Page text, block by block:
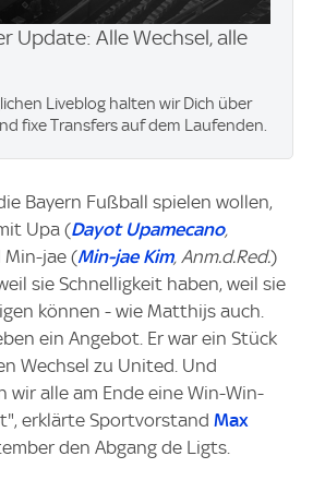
Update: Alle Wechsel, alle
Liveblog halten wir Dich über
fixe Transfers auf dem Laufenden.
Bayern Fußball spielen wollen,
Upa (Dayot Upamecano,
Min-jae (Min-jae Kim, Anm.d.Red.)
sie Schnelligkeit haben, weil sie
können - wie Matthijs auch.
ein Angebot. Er war ein Stück
Wechsel zu United. Und
wir alle am Ende eine Win-Win-
erklärte Sportvorstand Max
den Abgang de Ligts.